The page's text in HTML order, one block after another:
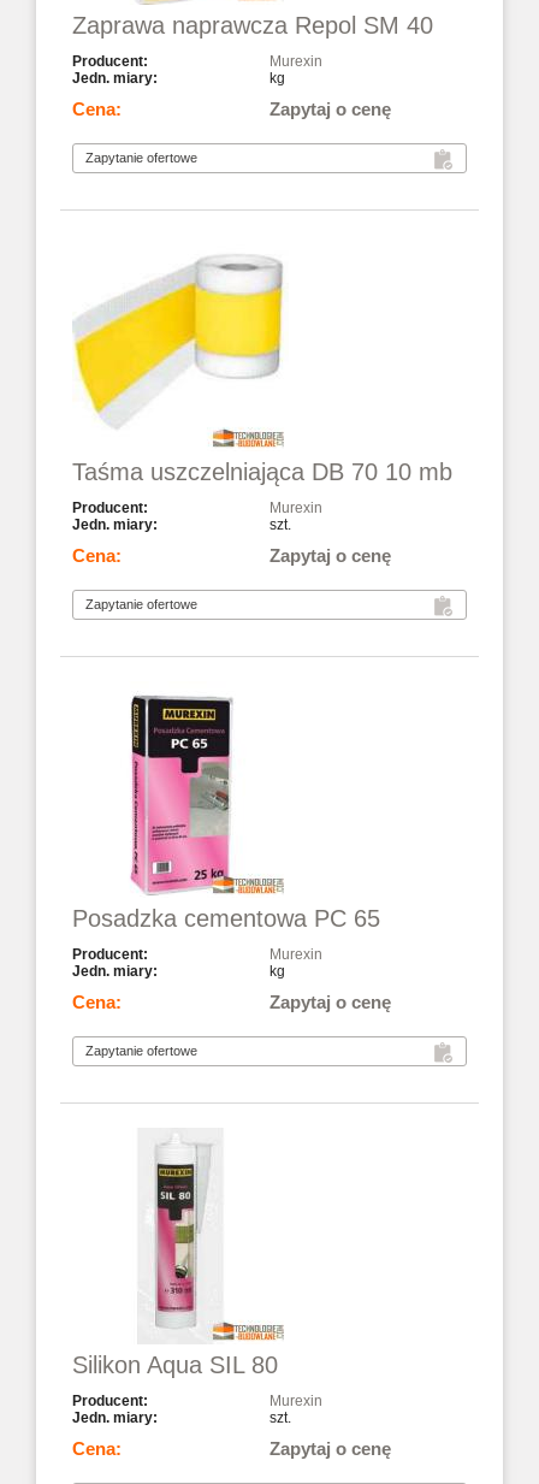
Zaprawa naprawcza Repol SM 40
Murexin
kg
Zapytaj o cenę
Taśma uszczelniająca DB 70 10 mb
Murexin
szt.
Zapytaj o cenę
Posadzka cementowa PC 65
Murexin
kg
Zapytaj o cenę
Silikon Aqua SIL 80
Murexin
szt.
Zapytaj o cenę